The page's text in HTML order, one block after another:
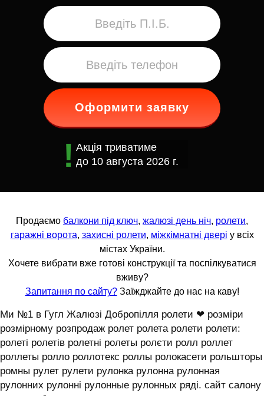
Оформити заявку
Акція триватиме
до 10 августа 2026 г.
Продаємо балкони під ключ, жалюзі день ніч, ролети,
гаражні ворота, захисні ролети, міжкімнатні двері у всіх
містах України.
Хочете вибрати вже готові конструкції та поспілкуватися
вживу?
Запитання по сайту?Заїжджайте до нас на каву!
Ми №1 в Гугл Жалюзі Добропілля ролети ❤ розміри
розмірному розпродаж ролет ролета ролети ролети:
ролеті ролетів ролетні ролеты ролєти ролл роллет
роллеты ролло роллотекс роллы ролокасети рольшторы
ромны рулет рулети рулонка рулонна рулонная
рулонних рулонні рулонные рулонных ряді. сайт салону